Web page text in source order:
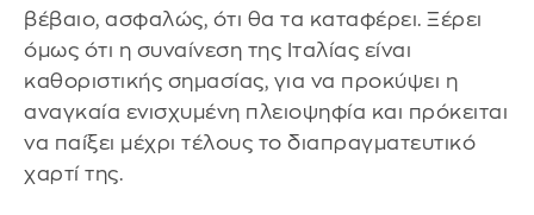
βέβαιο, ασφαλώς, ότι θα τα καταφέρει. Ξέρει
όμως ότι η συναίνεση της Ιταλίας είναι
καθοριστικής σημασίας, για να προκύψει η
αναγκαία ενισχυμένη πλειοψηφία και πρόκειται
να παίξει μέχρι τέλους το διαπραγματευτικό
χαρτί της.